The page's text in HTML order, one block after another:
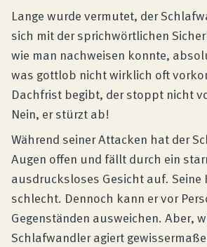
Lange wurde vermutet, der
sich mit der sprichwörtlichen
wie man nachweisen konnte,
was gottlob nicht wirklich oft
Dachfrist begibt, der stoppt nicht
Nein, er stürzt ab!
Während seiner Attacken hat der
Augen offen und fällt durch ein
ausdrucksloses Gesicht auf.
schlecht. Dennoch kann er vor
Gegenständen ausweichen. Aber,
Schlafwandler agiert